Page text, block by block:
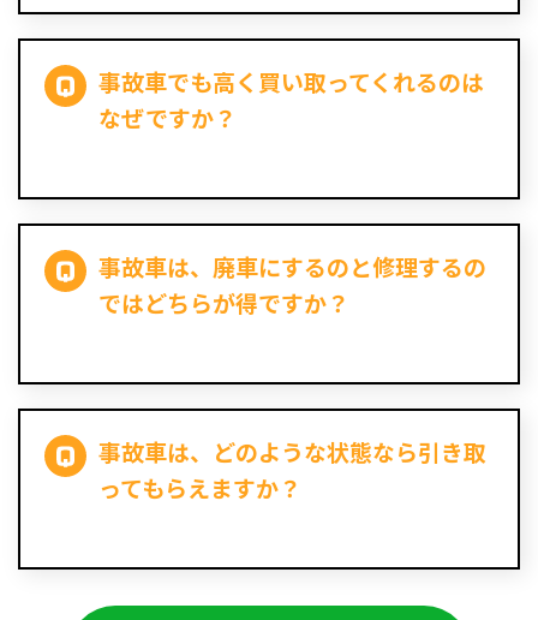
事故車でも高く買い取ってくれるのは
なぜですか？
事故車は、廃車にするのと修理するの
ではどちらが得ですか？
事故車は、どのような状態なら引き取
ってもらえますか？